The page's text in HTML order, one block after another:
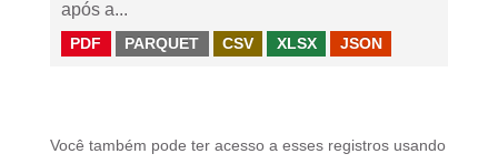
após a...
PDF PARQUET CSV XLSX JSON
Você também pode ter acesso a esses registros usando